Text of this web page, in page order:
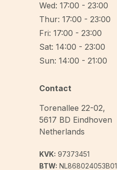
Wed: 17:00 - 23:00
Thur: 17:00 - 23:00
Fri: 17:00 - 23:00
Sat: 14:00 - 23:00
Sun: 14:00 - 21:00
Contact
Torenallee 22-02,
5617 BD Eindhoven
Netherlands
KVK: 97373451
BTW: NL868024053B01